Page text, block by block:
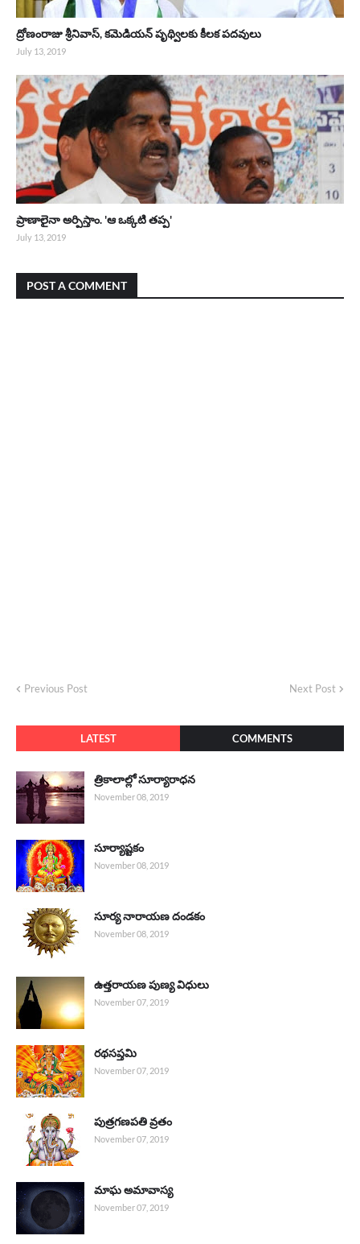
ద్రోణంరాజు శ్రీనివాస్, కమెడియన్ పృథ్విలకు కీలక పదవులు
July 13, 2019
ప్రాణాలైనా అర్పిస్తాం. 'ఆ ఒక్కటి తప్ప'
July 13, 2019
POST A COMMENT
Previous Post Next Post
LATEST COMMENTS
త్రికాలాల్లో సూర్యారాధన
November 08, 2019
సూర్యాష్టకం
November 08, 2019
సూర్య నారాయణ దండకం
November 08, 2019
ఉత్తరాయణ పుణ్య విధులు
November 07, 2019
రథసప్తమి
November 07, 2019
పుత్రగణపతి వ్రతం
November 07, 2019
మాఘ అమావాస్య
November 07, 2019